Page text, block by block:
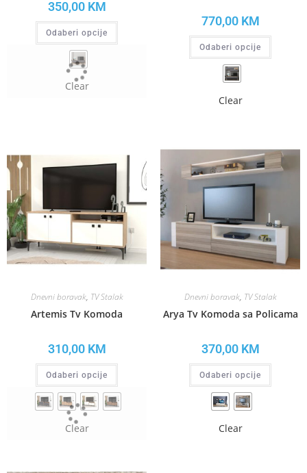
350,00 KM
Odaberi opcije
Clear
770,00 KM
Odaberi opcije
Clear
Dnevni boravak, TV Stalak
Artemis Tv Komoda
310,00 KM
Odaberi opcije
Clear
Dnevni boravak, TV Stalak
Arya Tv Komoda sa Policama
370,00 KM
Odaberi opcije
Clear